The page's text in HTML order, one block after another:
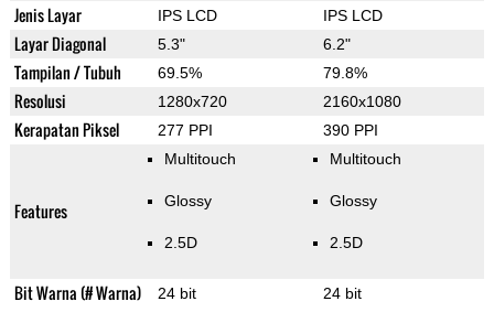
Jenis Layar IPS LCD IPS LCD
Layar Diagonal 5.3" 6.2"
Tampilan / Tubuh 69.5% 79.8%
Resolusi 1280x720 2160x1080
Kerapatan Piksel 277 PPI 390 PPI
Features
Multitouch
Glossy
2.5D
Multitouch
Glossy
2.5D
Bit Warna (# Warna) 24 bit 24 bit